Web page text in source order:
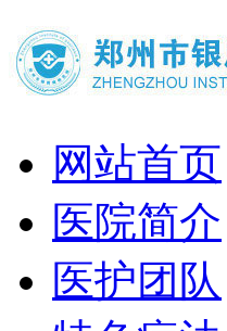
网站首页
医院简介
医护团队